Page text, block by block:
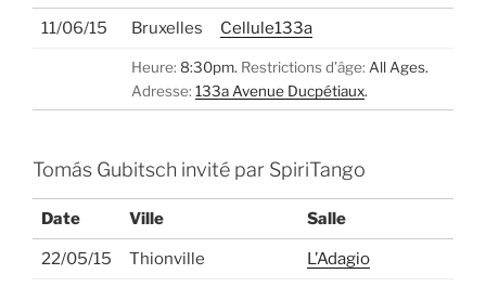
11/06/15 Bruxelles Cellule133a
Heure: 8:30pm. Restrictions d’âge: All Ages.
Adresse: 133a Avenue Ducpétiaux.
Tomás Gubitsch invité par SpiriTango
Date Ville Salle
22/05/15 Thionville L’Adagio